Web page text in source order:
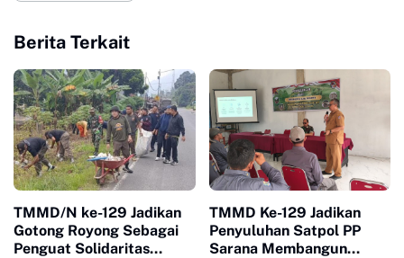
Berita Terkait
TMMD/N ke-129 Jadikan
Gotong Royong Sebagai
Penguat Solidaritas
TMMD Ke-129 Jadikan
Penyuluhan Satpol PP
Sarana Membangun